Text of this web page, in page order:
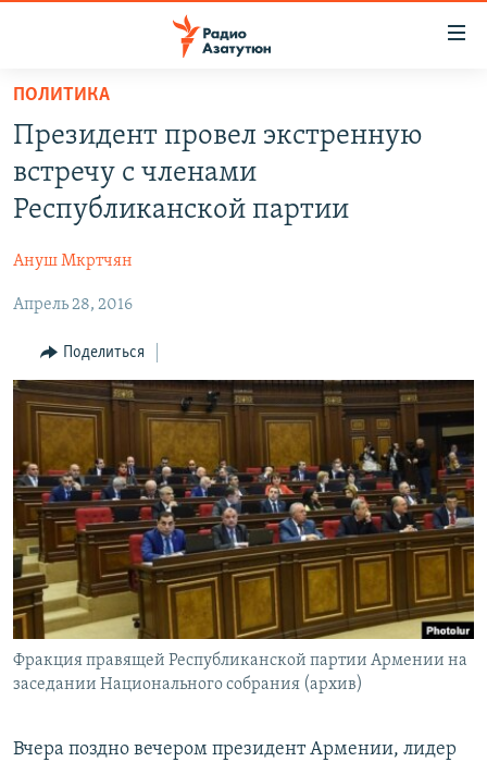
Перейти
основному
содержанию
Перейти
основной
навигации
Перейти
поиску
НОВОСТИ
ПОЛИТИКА
ЭКОНОМИКА
РЕГИОН
НАГОРНЫЙ КАРАБАХ
КУЛЬТУРА
АРХИВ
Հայերեն
English
Русский
Все сайты Радио Азатутюн
ПОЛИТИКА
Президент провел экстренную
встречу с членами
Республиканской партии
Ануш Мкртчян
Апрель 28, 2016
Поделиться
Фракция правящей Республиканской партии Армении на
заседании Национального собрания (архив)
Вчера поздно вечером президент Армении, лидер